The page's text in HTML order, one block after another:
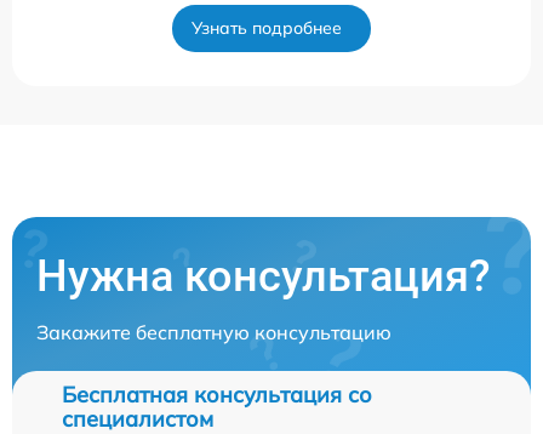
Узнать подробнее
Нужна консультация?
Закажите бесплатную консультацию
Бесплатная консультация со
специалистом